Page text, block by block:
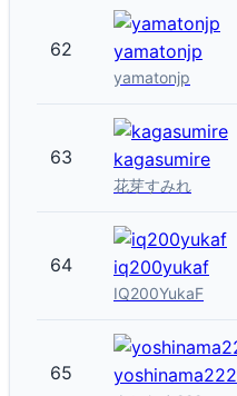
62 yamatonjp
yamatonjp
63 kagasumire
花芽すみれ
64 iq200yukaf
IQ200YukaF
65 yoshinama222